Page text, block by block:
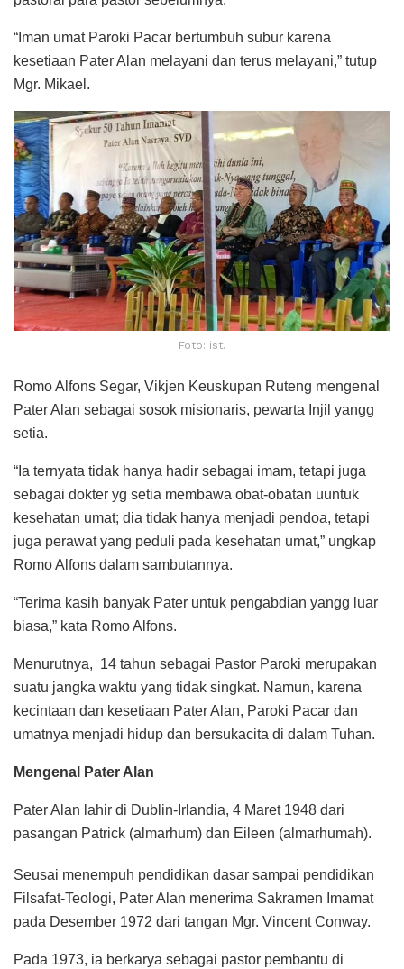
“Iman umat Paroki Pacar bertumbuh subur karena
kesetiaan Pater Alan melayani dan terus melayani,” tutup
Mgr. Mikael.
Foto: ist.
Romo Alfons Segar, Vikjen Keuskupan Ruteng mengenal
Pater Alan sebagai sosok misionaris, pewarta Injil yangg
setia.
“Ia ternyata tidak hanya hadir sebagai imam, tetapi juga
sebagai dokter yg setia membawa obat-obatan uuntuk
kesehatan umat; dia tidak hanya menjadi pendoa, tetapi
juga perawat yang peduli pada kesehatan umat,” ungkap
Romo Alfons dalam sambutannya.
“Terima kasih banyak Pater untuk pengabdian yangg luar
biasa,” kata Romo Alfons.
Menurutnya, 14 tahun sebagai Pastor Paroki merupakan
suatu jangka waktu yang tidak singkat. Namun, karena
kecintaan dan kesetiaan Pater Alan, Paroki Pacar dan
umatnya menjadi hidup dan bersukacita di dalam Tuhan.
Mengenal Pater Alan
Pater Alan lahir di Dublin-Irlandia, 4 Maret 1948 dari
pasangan Patrick (almarhum) dan Eileen (almarhumah).
Seusai menempuh pendidikan dasar sampai pendidikan
Filsafat-Teologi, Pater Alan menerima Sakramen Imamat
pada Desember 1972 dari tangan Mgr. Vincent Conway.
Pada 1973, ia berkarya sebagai pastor pembantu di